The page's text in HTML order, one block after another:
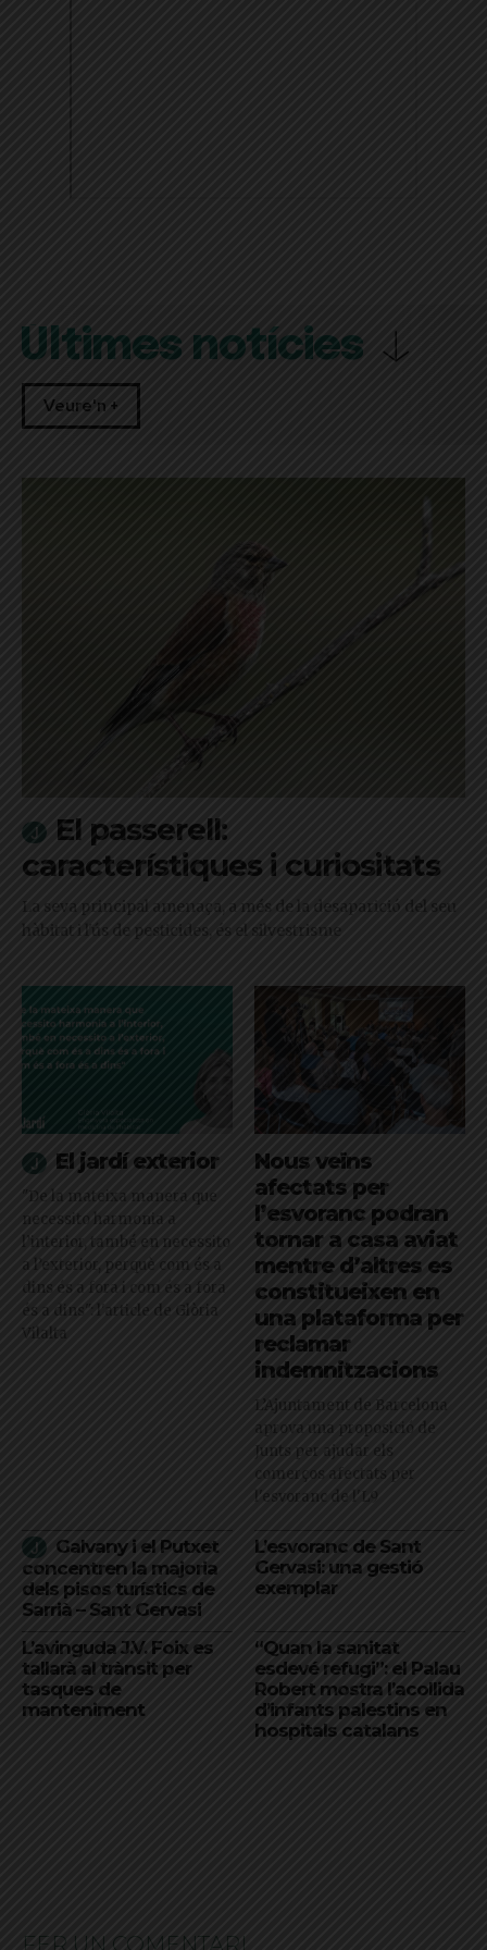
Últimes notícies
Veure'n +
El passerell:
característiques i curiositats
La seva principal amenaça, a més de la desaparició del seu
hàbitat i l'ús de pesticides, és el silvestrisme
El jardí exterior
"De la mateixa manera que
necessito harmonia a
l’interior, també en necessito
a l’exterior, perquè com és a
dins és a fora i com és a fora
és a dins": l'article de Glòria
Vilalta
Nous veïns
afectats per
l’esvoranc podran
tornar a casa aviat
mentre d’altres es
constitueixen en
una plataforma per
reclamar
indemnitzacions
L’Ajuntament de Barcelona
aprova una proposició de
Junts per ajudar els
comerços afectats per
l'esvoranc de l'L9
Galvany i el Putxet
concentren la majoria
dels pisos turístics de
Sarrià – Sant Gervasi
L’esvoranc de Sant
Gervasi: una gestió
exemplar
L’avinguda J.V. Foix es
tallarà al trànsit per
tasques de
manteniment
“Quan la sanitat
esdevé refugi”: el Palau
Robert mostra l’acollida
d’infants palestins en
hospitals catalans